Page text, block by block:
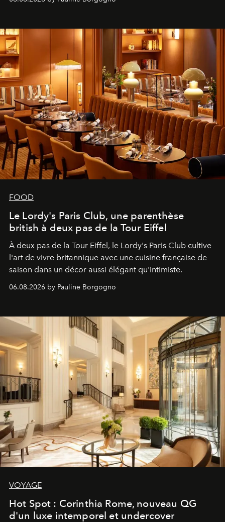
FOOD
Le Lordy's Paris Club, une parenthèse
british à deux pas de la Tour Eiffel
À deux pas de la Tour Eiffel, le Lordy's Paris Club cultive
l'art de vivre britannique avec une cuisine française de
saison dans un décor aussi élégant qu'intimiste.
06.08.2026 by Pauline Borgogno
VOYAGE
Hot Spot : Corinthia Rome, nouveau QG
d'un luxe intemporel et undercover